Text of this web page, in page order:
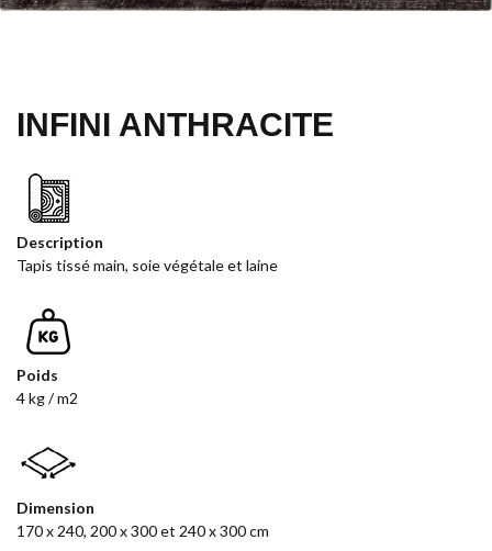
INFINI ANTHRACITE
Description
Tapis tissé main, soie végétale et laine
Poids
4 kg / m2
Dimension
170 x 240, 200 x 300 et 240 x 300 cm